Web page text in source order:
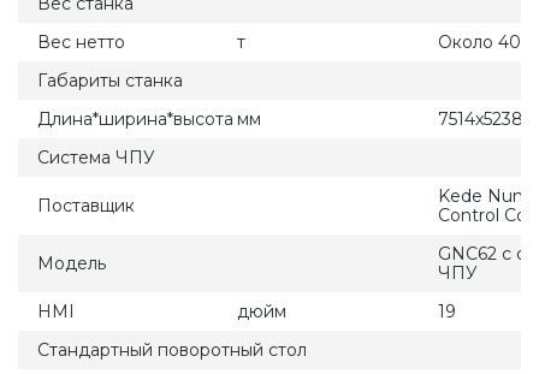
Вес нетто
т
Около 40
Габариты станка
Длина*ширина*высота мм
Система ЧПУ
Поставщик
Kede
Control
Модель
GNC62 с
ЧПУ
HMI
дюйм
19
Стандартный поворотный стол